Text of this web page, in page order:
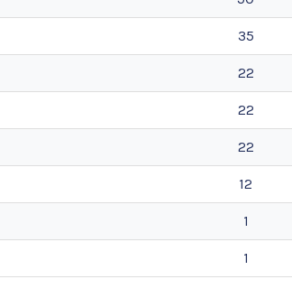
35
22
22
22
12
1
1